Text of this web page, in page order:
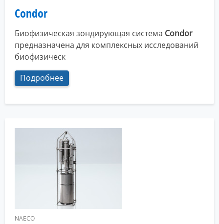
Condor
Биофизическая зондирующая система Condor
предназначена для комплексных исследований
биофизическ
Подробнее
NAECO